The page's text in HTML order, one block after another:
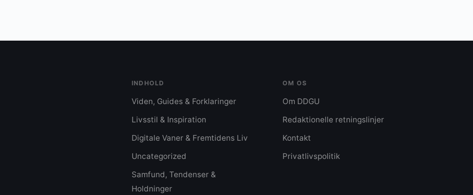
INDHOLD
Viden, Guides & Forklaringer
Livsstil & Inspiration
Digitale Vaner & Fremtidens Liv
Uncategorized
Samfund, Tendenser &
Holdninger
OM OS
Om DDGU
Redaktionelle retningslinjer
Kontakt
Privatlivspolitik